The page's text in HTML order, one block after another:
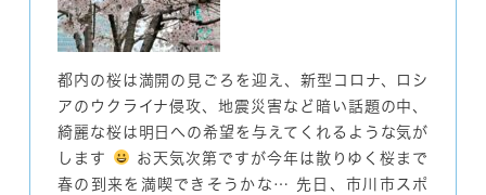
都内の桜は満開の見ごろを迎え、新型コロナ、ロシ
アのウクライナ侵攻、地震災害など暗い話題の中、
綺麗な桜は明日への希望を与えてくれるような気が
します
お天気次第ですが今年は散りゆく桜まで
春の到来を満喫できそうかな… 先日、市川市スポ